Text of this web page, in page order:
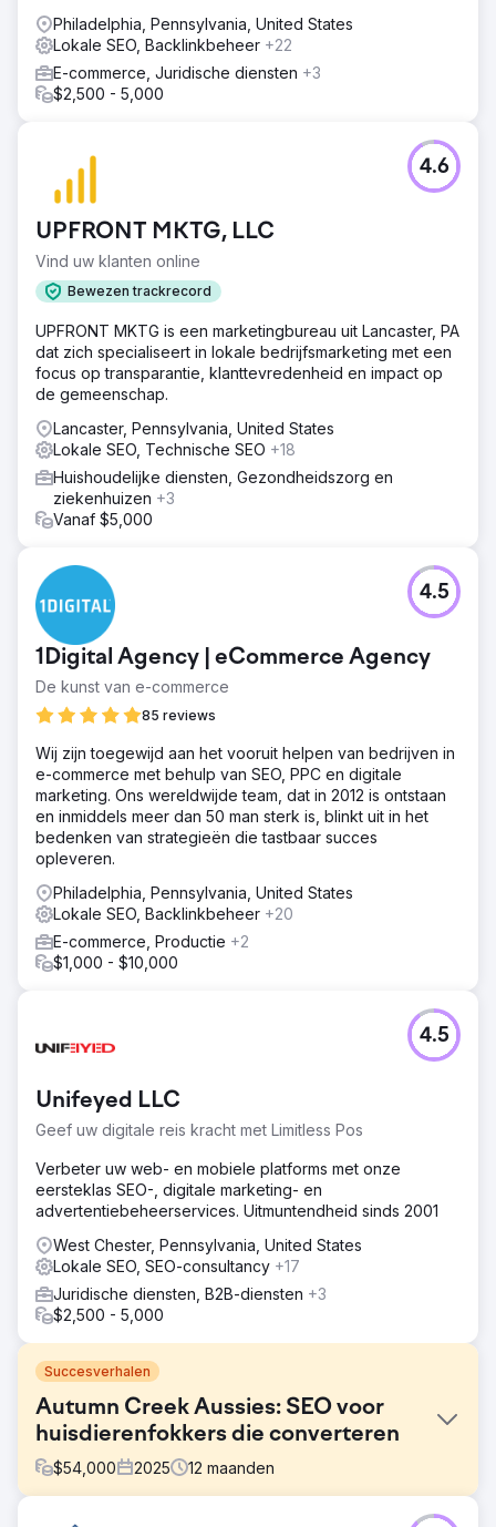
Philadelphia, Pennsylvania, United States
Lokale SEO, Backlinkbeheer +22
E-commerce, Juridische diensten +3
$2,500 - 5,000
UPFRONT MKTG, LLC
Vind uw klanten online
Bewezen trackrecord
4.6
UPFRONT MKTG is een marketingbureau uit Lancaster, PA
dat zich specialiseert in lokale bedrijfsmarketing met een
focus op transparantie, klanttevredenheid en impact op
de gemeenschap.
Lancaster, Pennsylvania, United States
Lokale SEO, Technische SEO +18
Huishoudelijke diensten, Gezondheidszorg en
ziekenhuizen +3
Vanaf $5,000
1Digital Agency | eCommerce Agency
De kunst van e-commerce
85 reviews
4.5
Wij zijn toegewijd aan het vooruit helpen van bedrijven in
e-commerce met behulp van SEO, PPC en digitale
marketing. Ons wereldwijde team, dat in 2012 is ontstaan
en inmiddels meer dan 50 man sterk is, blinkt uit in het
bedenken van strategieën die tastbaar succes
opleveren.
Philadelphia, Pennsylvania, United States
Lokale SEO, Backlinkbeheer +20
E-commerce, Productie +2
$1,000 - $10,000
Unifeyed LLC
Geef uw digitale reis kracht met Limitless Pos
4.5
Verbeter uw web- en mobiele platforms met onze
eersteklas SEO-, digitale marketing- en
advertentiebeheerservices. Uitmuntendheid sinds 2001
West Chester, Pennsylvania, United States
Lokale SEO, SEO-consultancy +17
Juridische diensten, B2B-diensten +3
$2,500 - 5,000
Succesverhalen
Autumn Creek Aussies: SEO voor
huisdierenfokkers die converteren
$54,000 2025 12 maanden